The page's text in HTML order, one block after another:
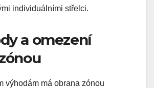
individuálními střelci.
a omezení
výhodám má obrana zónou